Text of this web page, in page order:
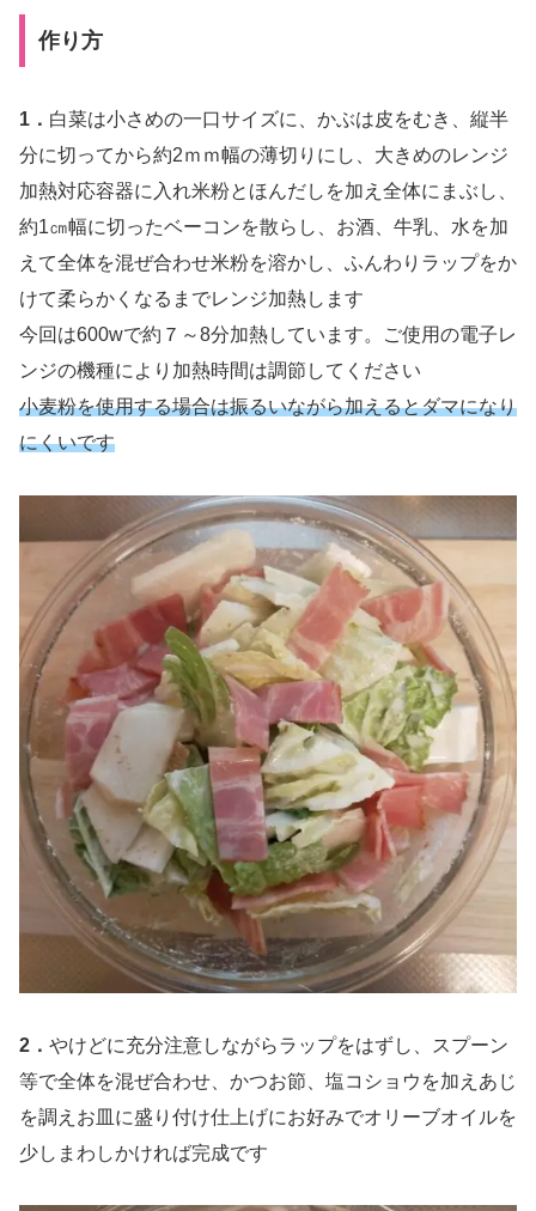
作り方
1． 白菜は小さめの一口サイズに、かぶは皮をむき、縦半
分に切ってから約2ｍｍ幅の薄切りにし、大きめのレンジ
加熱対応容器に入れ米粉とほんだしを加え全体にまぶし、
約1㎝幅に切ったベーコンを散らし、お酒、牛乳、水を加
えて全体を混ぜ合わせ米粉を溶かし、ふんわりラップをか
けて柔らかくなるまでレンジ加熱します
今回は600wで約７～8分加熱しています。ご使用の電子レ
ンジの機種により加熱時間は調節してください
小麦粉を使用する場合は振るいながら加えるとダマになり
にくいです
2． やけどに充分注意しながらラップをはずし、スプーン
等で全体を混ぜ合わせ、かつお節、塩コショウを加えあじ
を調えお皿に盛り付け仕上げにお好みでオリーブオイルを
少しまわしかければ完成です